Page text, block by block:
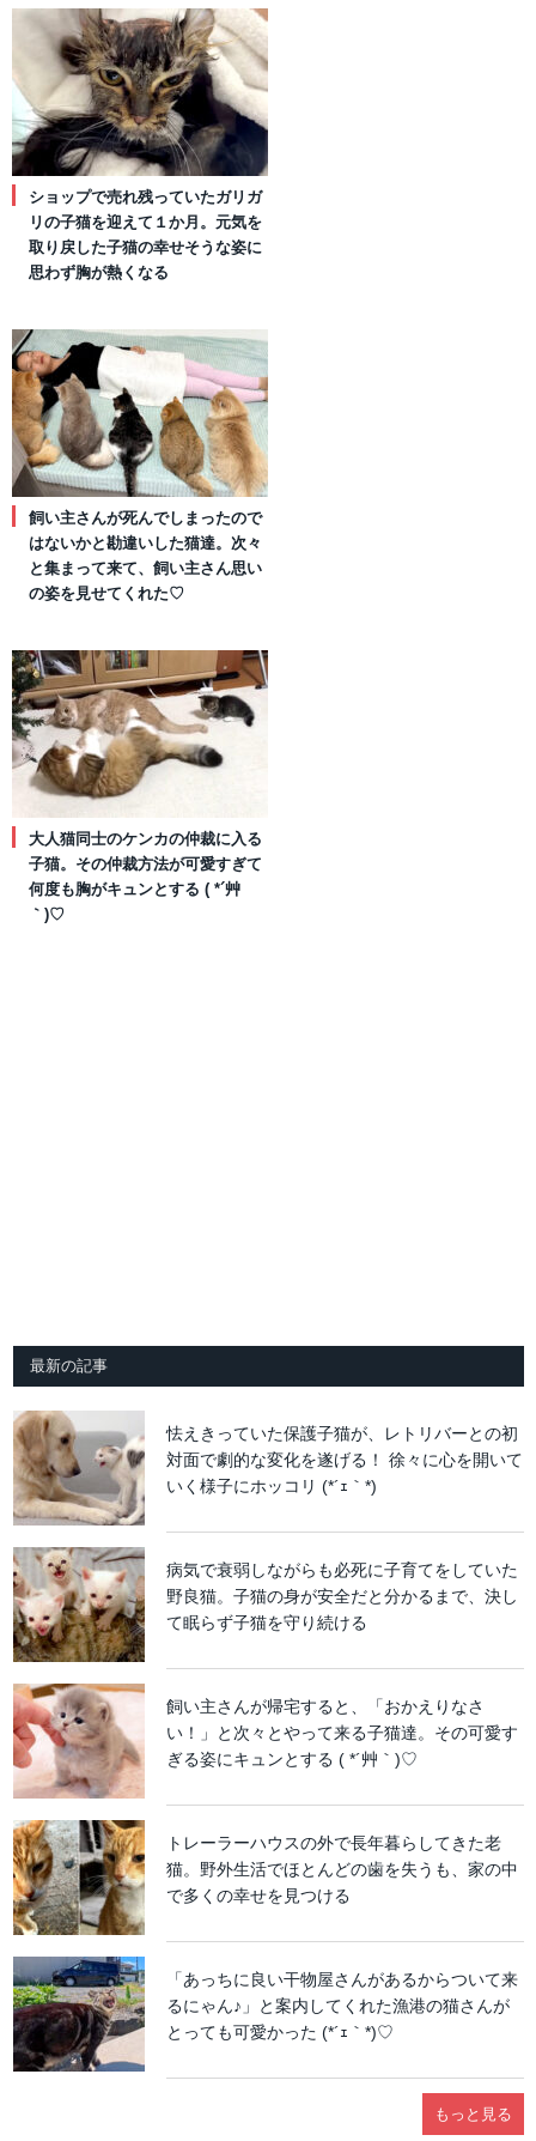
ショップで売れ残っていたガリガ
リの子猫を迎えて１か月。元気を
取り戻した子猫の幸せそうな姿に
思わず胸が熱くなる
飼い主さんが死んでしまったので
はないかと勘違いした猫達。次々
と集まって来て、飼い主さん思い
の姿を見せてくれた♡
大人猫同士のケンカの仲裁に入る
子猫。その仲裁方法が可愛すぎて
何度も胸がキュンとする ( *´艸
｀)♡
最新の記事
怯えきっていた保護子猫が、レトリバーとの初
対面で劇的な変化を遂げる！ 徐々に心を開いて
いく様子にホッコリ (*´ｪ｀*)
病気で衰弱しながらも必死に子育てをしていた
野良猫。子猫の身が安全だと分かるまで、決し
て眠らず子猫を守り続ける
飼い主さんが帰宅すると、「おかえりなさ
い！」と次々とやって来る子猫達。その可愛す
ぎる姿にキュンとする ( *´艸｀)♡
トレーラーハウスの外で長年暮らしてきた老
猫。野外生活でほとんどの歯を失うも、家の中
で多くの幸せを見つける
「あっちに良い干物屋さんがあるからついて来
るにゃん♪」と案内してくれた漁港の猫さんが
とっても可愛かった (*´ｪ｀*)♡
もっと見る